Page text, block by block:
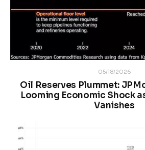
05/18/2026
Oil Reserves Plummet:
Looming Economic Shock
Vanishes